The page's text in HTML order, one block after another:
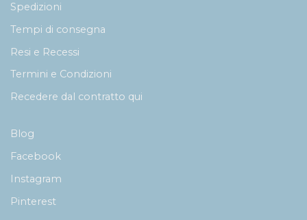
Spedizioni
Tempi di consegna
Resi e Recessi
Termini e Condizioni
Recedere dal contratto qui
Blog
Facebook
Instagram
Pinterest